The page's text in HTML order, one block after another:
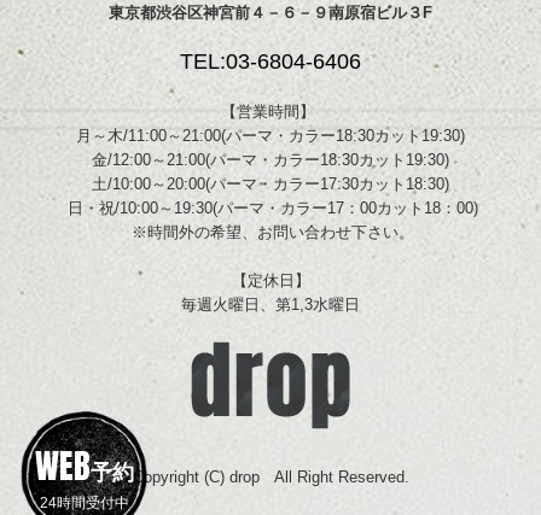
WEB予約
24時間受付中
東京都渋谷区神宮前４－６－９南原宿ビル３F
TEL:03-6804-6406
【営業時間】
月～木/11:00～21:00(パーマ・カラー18:30カット19:30)
金/12:00～21:00(パーマ・カラー18:30カット19:30)
土/10:00～20:00(パーマ・カラー17:30カット18:30)
日・祝/10:00～19:30(パーマ・カラー17：00カット18：00)
※時間外の希望、お問い合わせ下さい。
【定休日】
毎週火曜日、第1,3水曜日
Copyright (C) drop All Right Reserved.